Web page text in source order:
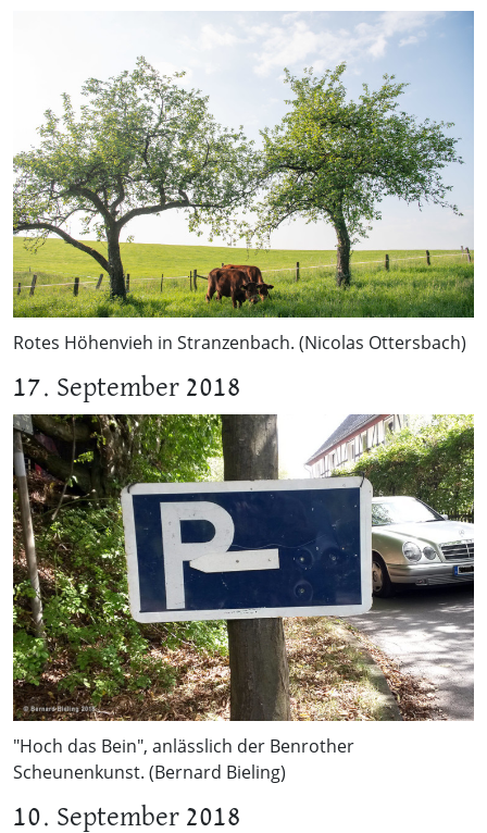
Rotes Höhenvieh in Stranzenbach. (Nicolas Ottersbach)
17. September 2018
"Hoch das Bein", anlässlich der Benrother
Scheunenkunst. (Bernard Bieling)
10. September 2018